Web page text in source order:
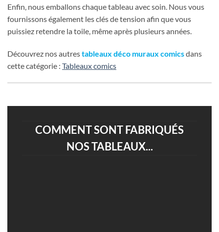
Enfin, nous emballons chaque tableau avec soin. Nous vous
fournissons également les clés de tension afin que vous
puissiez retendre la toile, même après plusieurs années.
Découvrez nos autrestableaux déco muraux comicsdans
cette catégorie : Tableaux comics
COMMENT SONT FABRIQUÉS
NOS TABLEAUX...